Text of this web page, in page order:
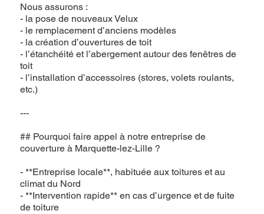
Nous assurons :
- la pose de nouveaux Velux
- le remplacement d’anciens modèles
- la création d’ouvertures de toit
- l’étanchéité et l’abergement autour des fenêtres de
toit
- l’installation d’accessoires (stores, volets roulants,
etc.)
---
## Pourquoi faire appel à notre entreprise de
couverture à Marquette-lez-Lille ?
- **Entreprise locale**, habituée aux toitures et au
climat du Nord
- **Intervention rapide** en cas d’urgence et de fuite
de toiture